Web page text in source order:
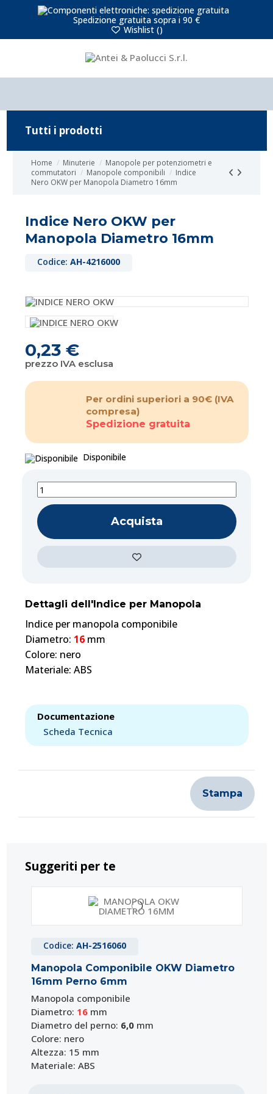
Spedizione gratuita sopra i 90 €
Wishlist ()
Home Minuterie
Manopole per potenziometri e
commutatori
Manopole componibili
Indice
Nero OKW per Manopola Diametro 16mm
Indice Nero OKW per
Manopola Diametro 16mm
Codice: AH-4216000
0,23 €
prezzo IVA esclusa
Per ordini superiori a 90€ (IVA
compresa)
Spedizione gratuita
Disponibile
Acquista
Dettagli dell'Indice per Manopola
Indice per manopola componibile
Diametro: 16mm
Colore: nero
Materiale: ABS
Documentazione
Scheda Tecnica
Stampa
Suggeriti per te
Codice: AH-2516060
Manopola Componibile OKW Diametro
16mm Perno 6mm
Manopola componibile
Diametro: 16mm
Diametro del perno: 6,0mm
Colore: nero
Altezza: 15 mm
Materiale: ABS
Tutti i prodotti